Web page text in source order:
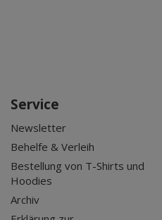
Service
Newsletter
Behelfe & Verleih
Bestellung von T-Shirts und
Hoodies
Archiv